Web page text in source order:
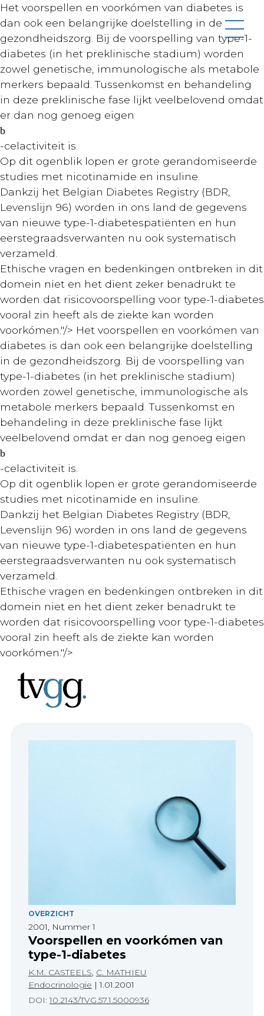
Het voorspellen en voorkómen van diabetes is
dan ook een belangrijke doelstelling in de
gezondheidszorg. Bij de voorspelling van type-1-
diabetes (in het preklinische stadium) worden
zowel genetische, immunologische als metabole
merkers bepaald. Tussenkomst en behandeling
in deze preklinische fase lijkt veelbelovend omdat
er dan nog genoeg eigen
b
-celactiviteit is.
Op dit ogenblik lopen er grote gerandomiseerde
studies met nicotinamide en insuline.
Dankzij het Belgian Diabetes Registry (BDR,
Levenslijn 96) worden in ons land de gegevens
van nieuwe type-1-diabetespatiënten en hun
eerstegraadsverwanten nu ook systematisch
verzameld.
Ethische vragen en bedenkingen ontbreken in dit
domein niet en het dient zeker benadrukt te
worden dat risicovoorspelling voor type-1-diabetes
vooral zin heeft als de ziekte kan worden
voorkómen."/> Het voorspellen en voorkómen van
diabetes is dan ook een belangrijke doelstelling
in de gezondheidszorg. Bij de voorspelling van
type-1-diabetes (in het preklinische stadium)
worden zowel genetische, immunologische als
metabole merkers bepaald. Tussenkomst en
behandeling in deze preklinische fase lijkt
veelbelovend omdat er dan nog genoeg eigen
b
-celactiviteit is.
Op dit ogenblik lopen er grote gerandomiseerde
studies met nicotinamide en insuline.
Dankzij het Belgian Diabetes Registry (BDR,
Levenslijn 96) worden in ons land de gegevens
van nieuwe type-1-diabetespatiënten en hun
eerstegraadsverwanten nu ook systematisch
verzameld.
Ethische vragen en bedenkingen ontbreken in dit
domein niet en het dient zeker benadrukt te
worden dat risicovoorspelling voor type-1-diabetes
vooral zin heeft als de ziekte kan worden
voorkómen."/>
OVERZICHT
2001, Nummer 1
Voorspellen en voorkómen van
type-1-diabetes
K.M. CASTEELS, C. MATHIEU
Endocrinologie |1.01.2001
DOI:10.2143/TVG.57.1.5000936